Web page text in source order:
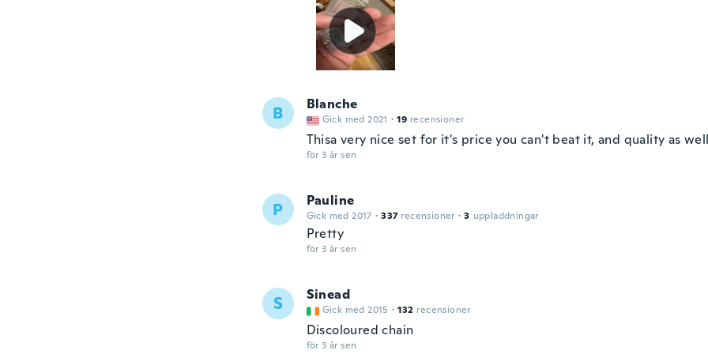
B Blanche
Gick med 2021 · 19 recensioner
Thisa very nice set for it's price you can't beat it, and quality as
för 3 år sen
P Pauline
Gick med 2017 · 337 recensioner · 3 uppladdningar
Pretty
för 3 år sen
S Sinead
Gick med 2015 · 132 recensioner
Discoloured chain
för 3 år sen